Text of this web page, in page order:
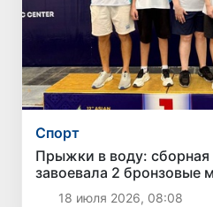
Спорт
Прыжки в воду: сборная
завоевала 2 бронзовые
юношеском чемпионате
18 июля 2026, 08:08